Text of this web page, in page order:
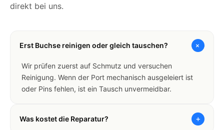
direkt bei uns.
Erst Buchse reinigen oder gleich tauschen? +
Wir prüfen zuerst auf Schmutz und versuchen
Reinigung. Wenn der Port mechanisch ausgeleiert ist
oder Pins fehlen, ist ein Tausch unvermeidbar.
Was kostet die Reparatur? +